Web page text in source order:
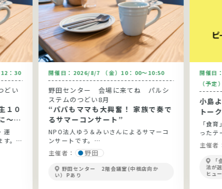
：30
どい
１０
～健
践
運
す。
開催日： 2026/8/7 （金）10：00～10:50
野田センター 会場に来てね パルシ
ステムのつどい8月
“パパもママも大興奮！ 家族で奏で
るサマーコンサート”
NPO法人ゆう＆みいさんによるサマーコ
ンサートです。
主催者：
野田
野田センター 2階会議室(中根店向か
い）Pあり
開催日
（予定
小島
トー
「食
ったテ
開！
主催者
法が
ヒュ